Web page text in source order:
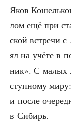
Яков
лом ещё при
ской встре­чи
ял на учё­те в
ник». С малых
ступ­но­му
и после
в Сибирь.